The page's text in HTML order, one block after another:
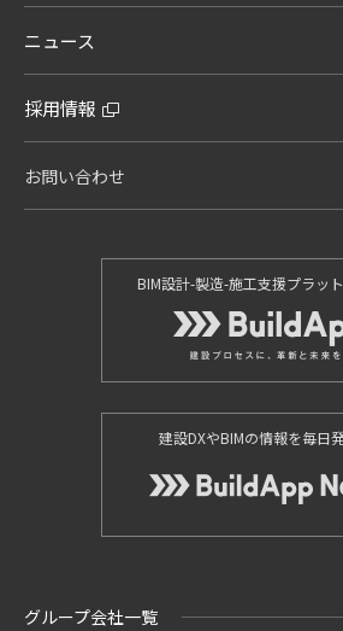
ニュース
採用情報
お問い合わせ
BIM設計-製造-施工支援プラッ
建設DXやBIMの情報を毎日発
グループ会社一覧